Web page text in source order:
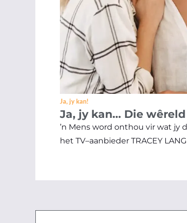
Ja, jy kan!
Ja, jy kan… Die
’n Mens word onthou vir wat jy
het TV–aanbieder TRACEY